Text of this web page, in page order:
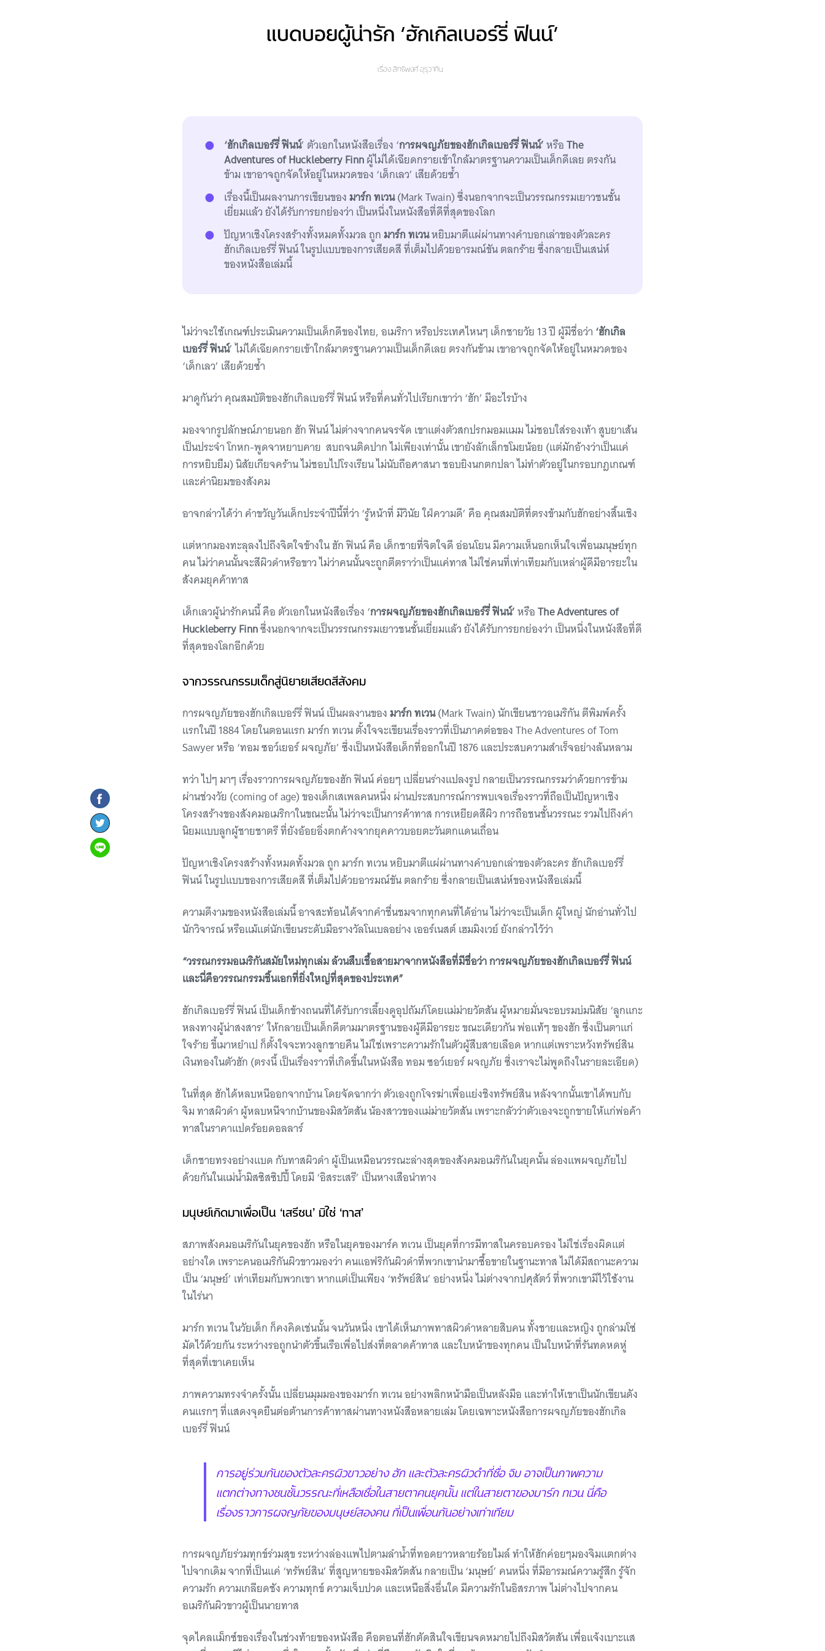
แบดบอยผู้น่ารัก ‘ฮักเกิลเบอร์รี่ ฟินน์’
เรื่อง สิทธิพงศ์ อุรุวาทิน
‘ฮักเกิลเบอร์รี่ ฟินน์’ ตัวเอกในหนังสือเรื่อง ‘การผจญภัยของฮักเกิลเบอร์รี่ ฟินน์’หรือThe
Adventures of Huckleberry Finnผู้ไม่ได้เฉียดกรายเข้าใกล้มาตรฐานความเป็นเด็กดีเลย ตรงกัน
ข้าม เขาอาจถูกจัดให้อยู่ในหมวดของ ‘เด็กเลว’ เสียด้วยซ้ำ
เรื่องนี้เป็นผลงานการเขียนของมาร์ก ทเวน(Mark Twain) ซึ่งนอกจากจะเป็นวรรณกรรมเยาวชนชั้น
เยี่ยมแล้ว ยังได้รับการยกย่องว่า เป็นหนึ่งในหนังสือที่ดีที่สุดของโลก
ปัญหาเชิงโครงสร้างทั้งหมดทั้งมวล ถูกมาร์ก ทเวนหยิบมาตีแผ่ผ่านทางคำบอกเล่าของตัวละคร
ฮักเกิลเบอร์รี่ ฟินน์ ในรูปแบบของการเสียดสี ที่เต็มไปด้วยอารมณ์ขัน ตลกร้าย ซึ่งกลายเป็นเสน่ห์
ของหนังสือเล่มนี้
ไม่ว่าจะใช้เกณฑ์ประเมินความเป็นเด็กดีของไทย, อเมริกา หรือประเทศไหนๆ เด็กชายวัย 13 ปี ผู้มีชื่อว่า ‘ฮักเกิล
เบอร์รี่ ฟินน์’ ไม่ได้เฉียดกรายเข้าใกล้มาตรฐานความเป็นเด็กดีเลย ตรงกันข้าม เขาอาจถูกจัดให้อยู่ในหมวดของ
‘เด็กเลว’ เสียด้วยซ้ำ
มาดูกันว่า คุณสมบัติของฮักเกิลเบอร์รี่ ฟินน์ หรือที่คนทั่วไปเรียกเขาว่า ‘ฮัก’ มีอะไรบ้าง
มองจากรูปลักษณ์ภายนอก ฮัก ฟินน์ ไม่ต่างจากคนจรจัด เขาแต่งตัวสกปรกมอมแมม ไม่ชอบใส่รองเท้า สูบยาเส้น
เป็นประจำ โกหก-พูดจาหยาบคาย สบถจนติดปาก ไม่เพียงเท่านั้น เขายังลักเล็กขโมยน้อย (แต่มักอ้างว่าเป็นแค่
การหยิบยืม) นิสัยเกียจคร้าน ไม่ชอบไปโรงเรียน ไม่นับถือศาสนา ชอบยิงนกตกปลา ไม่ทำตัวอยู่ในกรอบกฎเกณฑ์
และค่านิยมของสังคม
อาจกล่าวได้ว่า คำขวัญวันเด็กประจำปีนี้ที่ว่า ‘รู้หน้าที่ มีวินัย ใฝ่ความดี’ คือ คุณสมบัติที่ตรงข้ามกับฮักอย่างสิ้นเชิง
แต่หากมองทะลุลงไปถึงจิตใจข้างใน ฮัก ฟินน์ คือ เด็กชายที่จิตใจดี อ่อนโยน มีความเห็นอกเห็นใจเพื่อนมนุษย์ทุก
คน ไม่ว่าคนนั้นจะสีผิวดำหรือขาว ไม่ว่าคนนั้นจะถูกตีตราว่าเป็นแค่ทาส ไม่ใช่คนที่เท่าเทียมกับเหล่าผู้ดีมีอารยะใน
สังคมยุคค้าทาส
เด็กเลวผู้น่ารักคนนี้ คือ ตัวเอกในหนังสือเรื่อง ‘การผจญภัยของฮักเกิลเบอร์รี่ ฟินน์’หรือThe Adventures of
Huckleberry Finnซึ่งนอกจากจะเป็นวรรณกรรมเยาวชนชั้นเยี่ยมแล้ว ยังได้รับการยกย่องว่า เป็นหนึ่งในหนังสือที่ดี
ที่สุดของโลกอีกด้วย
จากวรรณกรรมเด็กสู่นิยายเสียดสีสังคม
การผจญภัยของฮักเกิลเบอร์รี่ ฟินน์ เป็นผลงานของมาร์ก ทเวน(Mark Twain) นักเขียนชาวอเมริกัน ตีพิมพ์ครั้ง
แรกในปี 1884 โดยในตอนแรก มาร์ก ทเวน ตั้งใจจะเขียนเรื่องราวที่เป็นภาคต่อของ The Adventures of Tom
Sawyer หรือ ‘ทอม ซอว์เยอร์ ผจญภัย’ ซึ่งเป็นหนังสือเด็กที่ออกในปี 1876 และประสบความสำเร็จอย่างล้นหลาม
ทว่า ไปๆ มาๆ เรื่องราวการผจญภัยของฮัก ฟินน์ ค่อยๆ เปลี่ยนร่างแปลงรูป กลายเป็นวรรณกรรมว่าด้วยการข้าม
ผ่านช่วงวัย (coming of age) ของเด็กเสเพลคนหนึ่ง ผ่านประสบการณ์การพบเจอเรื่องราวที่ถือเป็นปัญหาเชิง
โครงสร้างของสังคมอเมริกาในขณะนั้น ไม่ว่าจะเป็นการค้าทาส การเหยียดสีผิว การถือชนชั้นวรรณะ รวมไปถึงค่า
นิยมแบบลูกผู้ชายชาตรี ที่ยังอ้อยอิ่งตกค้างจากยุคคาวบอยตะวันตกแดนเถื่อน
ปัญหาเชิงโครงสร้างทั้งหมดทั้งมวล ถูก มาร์ก ทเวน หยิบมาตีแผ่ผ่านทางคำบอกเล่าของตัวละคร ฮักเกิลเบอร์รี่
ฟินน์ ในรูปแบบของการเสียดสี ที่เต็มไปด้วยอารมณ์ขัน ตลกร้าย ซึ่งกลายเป็นเสน่ห์ของหนังสือเล่มนี้
ความดีงามของหนังสือเล่มนี้ อาจสะท้อนได้จากคำชื่นชมจากทุกคนที่ได้อ่าน ไม่ว่าจะเป็นเด็ก ผู้ใหญ่ นักอ่านทั่วไป
นักวิจารณ์ หรือแม้แต่นักเขียนระดับมือรางวัลโนเบลอย่าง เออร์เนสต์ เฮมมิงเวย์ ยังกล่าวไว้ว่า
“วรรณกรรมอเมริกันสมัยใหม่ทุกเล่ม ล้วนสืบเชื้อสายมาจากหนังสือที่มีชื่อว่า การผจญภัยของฮักเกิลเบอร์รี่ ฟินน์
และนี่คือวรรณกรรมชิ้นเอกที่ยิ่งใหญ่ที่สุดของประเทศ”
ฮักเกิลเบอร์รี่ ฟินน์ เป็นเด็กข้างถนนที่ได้รับการเลี้ยงดูอุปถัมภ์โดยแม่ม่ายวัตสัน ผู้หมายมั่นจะอบรมบ่มนิสัย ‘ลูกแกะ
หลงทางผู้น่าสงสาร’ ให้กลายเป็นเด็กดีตามมาตรฐานของผู้ดีมีอารยะ ขณะเดียวกัน พ่อแท้ๆ ของฮัก ซึ่งเป็นตาแก่
ใจร้าย ขี้เมาหยำเป ก็ตั้งใจจะทวงลูกชายคืน ไม่ใช่เพราะความรักในตัวผู้สืบสายเลือด หากแต่เพราะหวังทรัพย์สิน
เงินทองในตัวฮัก (ตรงนี้ เป็นเรื่องราวที่เกิดขึ้นในหนังสือ ทอม ซอว์เยอร์ ผจญภัย ซึ่งเราจะไม่พูดถึงในรายละเอียด)
ในที่สุด ฮักได้หลบหนีออกจากบ้าน โดยจัดฉากว่า ตัวเองถูกโจรฆ่าเพื่อแย่งชิงทรัพย์สิน หลังจากนั้นเขาได้พบกับ
จิม ทาสผิวดำ ผู้หลบหนีจากบ้านของมิสวัตสัน น้องสาวของแม่ม่ายวัตสัน เพราะกลัวว่าตัวเองจะถูกขายให้แก่พ่อค้า
ทาสในราคาแปดร้อยดอลลาร์
เด็กชายทรงอย่างแบด กับทาสผิวดำ ผู้เป็นเหมือนวรรณะล่างสุดของสังคมอเมริกันในยุคนั้น ล่องแพผจญภัยไป
ด้วยกันในแม่น้ำมิสซิสซิปปี้ โดยมี ‘อิสระเสรี’ เป็นหางเสือนำทาง
มนุษย์เกิดมาเพื่อเป็น ‘เสรีชน’ มิใช่ ‘ทาส’
สภาพสังคมอเมริกันในยุคของฮัก หรือในยุคของมาร์ค ทเวน เป็นยุคที่การมีทาสในครอบครอง ไม่ใช่เรื่องผิดแต่
อย่างใด เพราะคนอเมริกันผิวขาวมองว่า คนแอฟริกันผิวดำที่พวกเขานำมาซื้อขายในฐานะทาส ไม่ได้มีสถานะความ
เป็น ‘มนุษย์’ เท่าเทียมกับพวกเขา หากแต่เป็นเพียง ‘ทรัพย์สิน’ อย่างหนึ่ง ไม่ต่างจากปศุสัตว์ ที่พวกเขามีไว้ใช้งาน
ในไร่นา
มาร์ก ทเวน ในวัยเด็ก ก็คงคิดเช่นนั้น จนวันหนึ่ง เขาได้เห็นภาพทาสผิวดำหลายสิบคน ทั้งชายและหญิง ถูกล่ามโซ่
มัดไว้ด้วยกัน ระหว่างรอถูกนำตัวขึ้นเรือเพื่อไปส่งที่ตลาดค้าทาส และใบหน้าของทุกคน เป็นใบหน้าที่รันทดหดหู่
ที่สุดที่เขาเคยเห็น
ภาพความทรงจำครั้งนั้น เปลี่ยนมุมมองของมาร์ก ทเวน อย่างพลิกหน้ามือเป็นหลังมือ และทำให้เขาเป็นนักเขียนดัง
คนแรกๆ ที่แสดงจุดยืนต่อต้านการค้าทาสผ่านทางหนังสือหลายเล่ม โดยเฉพาะหนังสือการผจญภัยของฮักเกิล
เบอร์รี่ ฟินน์
การอยู่ร่วมกันของตัวละครผิวขาวอย่าง ฮัก และตัวละครผิวดำที่ชื่อ จิม อาจเป็นภาพความ
แตกต่างทางชนชั้นวรรณะที่เหลือเชื่อในสายตาคนยุคนั้น แต่ในสายตาของมาร์ก ทเวน นี่คือ
เรื่องราวการผจญภัยของมนุษย์สองคน ที่เป็นเพื่อนกันอย่างเท่าเทียม
การผจญภัยร่วมทุกข์ร่วมสุข ระหว่างล่องแพไปตามลำน้ำที่ทอดยาวหลายร้อยไมล์ ทำให้ฮักค่อยๆมองจิมแตกต่าง
ไปจากเดิม จากที่เป็นแค่ ‘ทรัพย์สิน’ ที่สูญหายของมิสวัตสัน กลายเป็น ‘มนุษย์’ คนหนึ่ง ที่มีอารมณ์ความรู้สึก รู้จัก
ความรัก ความเกลียดชัง ความทุกข์ ความเจ็บปวด และเหนือสิ่งอื่นใด มีความรักในอิสรภาพ ไม่ต่างไปจากคน
อเมริกันผิวขาวผู้เป็นนายทาส
จุดไคลแม็กซ์ของเรื่องในช่วงท้ายของหนังสือ คือตอนที่ฮักตัดสินใจเขียนจดหมายไปถึงมิสวัตสัน เพื่อแจ้งเบาะแส